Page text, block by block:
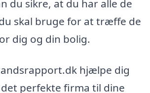
du sikre, at du har alle de
skal bruge for at træffe de
dig og din bolig.
hjælpe dig
perfekte firma til dine